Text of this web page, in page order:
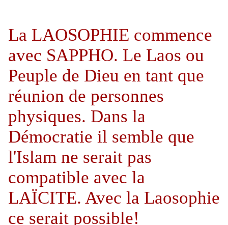
La LAOSOPHIE commence
avec SAPPHO. Le Laos ou
Peuple de Dieu en tant que
réunion de personnes
physiques. Dans la
Démocratie il semble que
l'Islam ne serait pas
compatible avec la
LAÏCITE. Avec la Laosophie
ce serait possible!